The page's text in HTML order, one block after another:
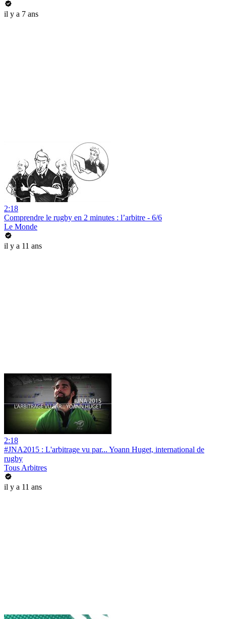
il y a 7 ans
2:18
Comprendre le rugby en 2 minutes : l’arbitre - 6/6
Le Monde
il y a 11 ans
2:18
#JNA2015 : L'arbitrage vu par... Yoann Huget, international de
rugby
Tous Arbitres
il y a 11 ans